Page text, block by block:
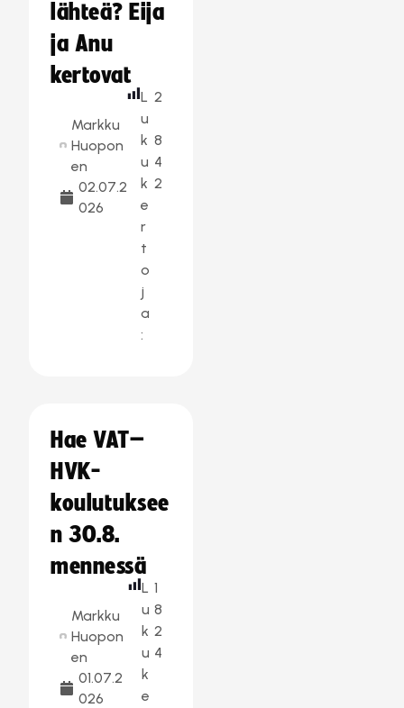
lähteä? Eija
ja Anu
kertovat
Markku
Huopon
en
02.07.2
026
L
u
k
u
k
e
r
t
o
j
a
:
2
8
4
2
Hae VAT–
HVK-
koulutuksee
n 30.8.
mennessä
Markku
Huopon
en
01.07.2
026
L
u
k
u
k
e
1
8
2
4